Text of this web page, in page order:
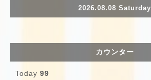
2026.08.08 Saturday
カウンター
Today 99